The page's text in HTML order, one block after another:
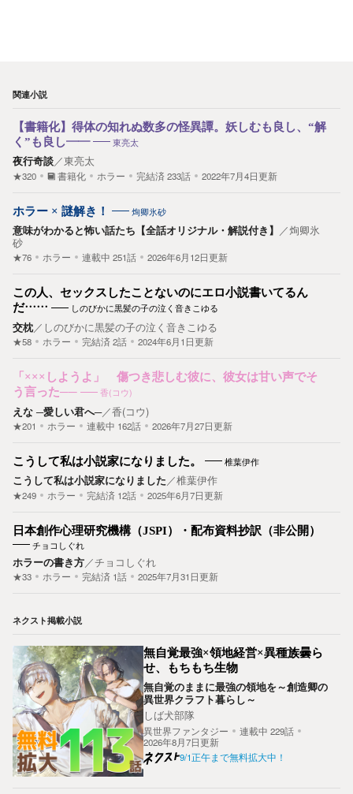
関連小説
【書籍化】得体の知れぬ数多の怪異譚。妖しむも良し、“解
く”も良し――
東亮太
夜行奇談／東亮太
★320 書籍化 ホラー 完結済 233話 2022年7月4日更新
ホラー × 謎解き！ 㶷卿氷砂
意味がわかると怖い話たち【全話オリジナル・解説付き】 ／㶷卿氷
砂
★76 ホラー 連載中 251話 2026年6月12日更新
この人、セックスしたことないのにエロ小説書いてるん
だ……
しのびかに黒髪の子の泣く音きこゆる
交枕／ しのびかに黒髪の子の泣く音きこゆる
★58 ホラー 完結済2話 2024年6月1日更新
「×××しようよ」 傷つき悲しむ彼に、彼女は甘い声でそ
う言った──
香(コウ)
えな ─愛しい君へ─／香(コウ)
★201 ホラー 連載中 162話 2026年7月27日更新
こうして私は小説家になりました。 椎葉伊作
こうして私は小説家になりました／椎葉伊作
★249 ホラー 完結済 12話 2025年6月7日更新
日本創作心理研究機構（JSPI）・配布資料抄訳（非公開）
チョコしぐれ
ホラーの書き方／チョコしぐれ
★33 ホラー 完結済 1話 2025年7月31日更新
ネクスト掲載小説
無自覚最強×領地経営×異種族曇ら
せ、もちもち生物
無自覚のままに最強の領地を～創造卿の
異世界クラフト暮らし～
しば犬部隊
異世界ファンタジー 連載中 229話
2026年8月7日更新
9/1正午まで無料拡大中！